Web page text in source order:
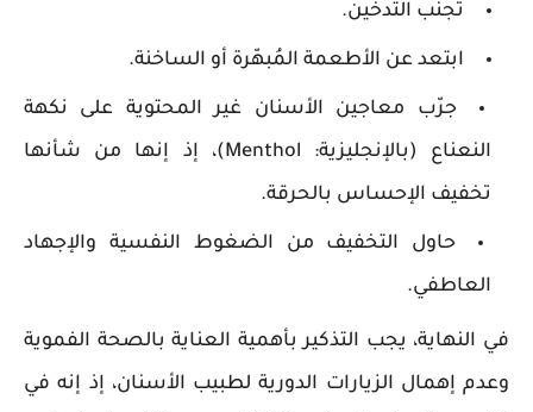
تجنب التدخين.
ابتعد عن الأطعمة المُبهّرة أو الساخنة.
جرّب معاجين الأسنان غير المحتوية على نكهة
النعناع (بالإنجليزية: Menthol)، إذ إنها من شأنها
تخفيف الإحساس بالحرقة.
حاول التخفيف من الضغوط النفسية والإجهاد
العاطفي.
في النهاية، يجب التذكير بأهمية العناية بالصحة الفموية
وعدم إهمال الزيارات الدورية لطبيب الأسنان، إذ إنه في